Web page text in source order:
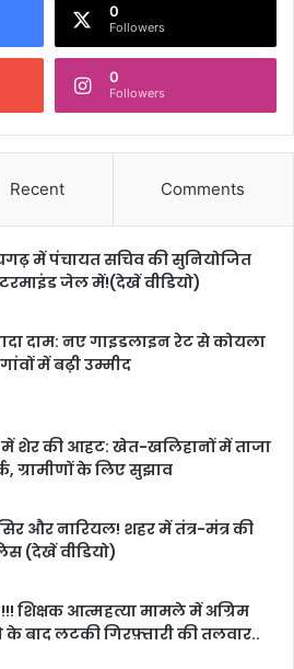
0
Followers
0
Followers
Recent Comments
में पंचायत सचिव की सुनियोजित
जेल में!(देखें वीडियो)
दाम: नए गाइडलाइन रेट से कोयला
में बढ़ी उम्मीद
में शेर की आहट: खेत-खलिहानों में ताजा
ग्रामीणों के लिए सुझाव
और नारियल! शहर में तंत्र-मंत्र की
(देखें वीडियो)
शिक्षक आत्महत्या मामले में अग्रिम
बाद लटकी गिरफ़्तारी की तलवार..